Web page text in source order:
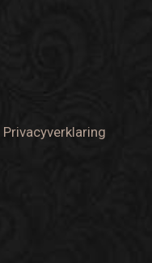
Privacyverklaring